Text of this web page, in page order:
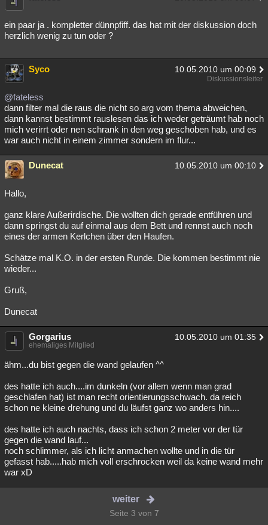
ein paar ja . kompletter dünnpfiff. das hat mit der diskussion doch
herzlich wenig zu tun oder ?
Syco 10.05.2010 um 00:09
Diskussionsleiter
@fateless
dann filter mal die raus die nicht so arg vom thema abweichen,
dann kannst bestimmt rauslesen das ich weder geträumt hab noch
mich verirrt oder nen schrank in den weg geschoben hab, und es
war auch nicht in einem zimmer sondern im flur...
Dunecat 10.05.2010 um 00:10
Hallo,
ganz klare Außerirdische. Die wollten dich gerade entführen und
dann springst du auf einmal aus dem Bett und rennst auch noch
eines der armen Kerlchen über den Haufen.
Schätze mal K.O. in der ersten Runde. Die kommen bestimmt nie
wieder...
Gruß,
Dunecat
Gorgarius 10.05.2010 um 01:35
ehemaliges Mitglied
ähm...du bist gegen die wand gelaufen ^^
des hatte ich auch....im dunkeln (vor allem wenn man grad
geschlafen hat) ist man recht orientierungsschwach. da reich
schon ne kleine drehung und du läufst ganz wo anders hin....
des hatte ich auch nachts, dass ich schon 2 meter vor der tür
gegen die wand lauf...
noch schlimmer, als ich licht anmachen wollte und in die tür
gefasst hab.....hab mich voll erschrocken weil da keine wand mehr
war xD
weiter
Seite 3 von 7